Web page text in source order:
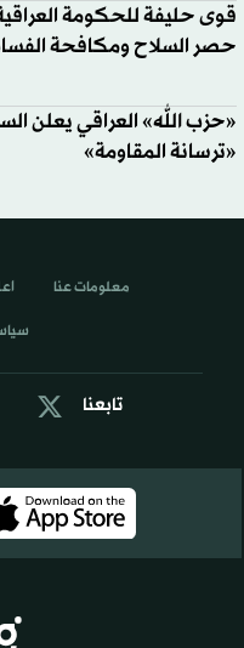
قوى حليفة للحكومة
حصر السلاح ومكافحة
«حزب الله» العراقي يعلن
«ترسانة المقاومة»
تابعنا
معلومات عنا